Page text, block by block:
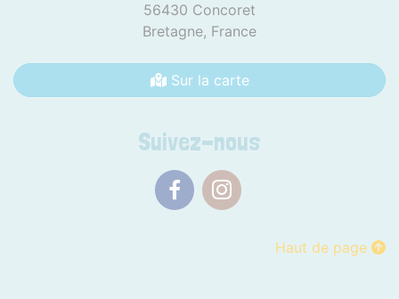
56430 Concoret
Bretagne, France
Sur la carte
Suivez-nous
Haut de page